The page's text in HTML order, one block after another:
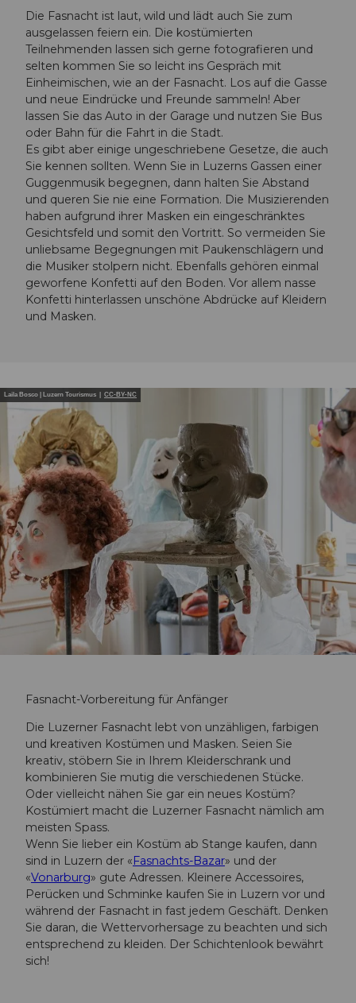
Die Fasnacht ist laut, wild und lädt auch Sie zum
ausgelassen feiern ein. Die kostümierten
Teilnehmenden lassen sich gerne fotografieren und
selten kommen Sie so leicht ins Gespräch mit
Einheimischen, wie an der Fasnacht. Los auf die Gasse
und neue Eindrücke und Freunde sammeln! Aber
lassen Sie das Auto in der Garage und nutzen Sie Bus
oder Bahn für die Fahrt in die Stadt.
Es gibt aber einige ungeschriebene Gesetze, die auch
Sie kennen sollten. Wenn Sie in Luzerns Gassen einer
Guggenmusik begegnen, dann halten Sie Abstand
und queren Sie nie eine Formation. Die Musizierenden
haben aufgrund ihrer Masken ein eingeschränktes
Gesichtsfeld und somit den Vortritt. So vermeiden Sie
unliebsame Begegnungen mit Paukenschlägern und
die Musiker stolpern nicht. Ebenfalls gehören einmal
geworfene Konfetti auf den Boden. Vor allem nasse
Konfetti hinterlassen unschöne Abdrücke auf Kleidern
und Masken.
Laila Bosco | Luzern Tourismus | CC-BY-NC
Fasnacht-Vorbereitung für Anfänger
Die Luzerner Fasnacht lebt von unzähligen, farbigen
und kreativen Kostümen und Masken. Seien Sie
kreativ, stöbern Sie in Ihrem Kleiderschrank und
kombinieren Sie mutig die verschiedenen Stücke.
Oder vielleicht nähen Sie gar ein neues Kostüm?
Kostümiert macht die Luzerner Fasnacht nämlich am
meisten Spass.
Wenn Sie lieber ein Kostüm ab Stange kaufen, dann
sind in Luzern der «Fasnachts-Bazar» und der
«Vonarburg» gute Adressen. Kleinere Accessoires,
Perücken und Schminke kaufen Sie in Luzern vor und
während der Fasnacht in fast jedem Geschäft. Denken
Sie daran, die Wettervorhersage zu beachten und sich
entsprechend zu kleiden. Der Schichtenlook bewährt
sich!